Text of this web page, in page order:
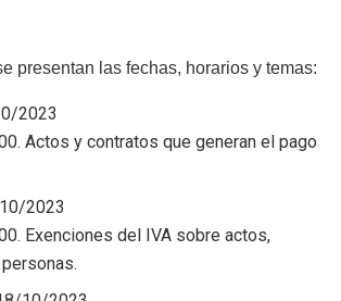
presentan las fechas, horarios y temas:
2023
Actos y contratos que generan el pago
2023
Exenciones del IVA sobre actos,